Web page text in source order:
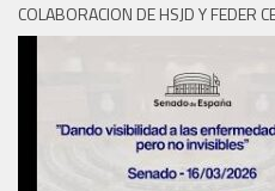
COLABORACION DE HSJD Y FEDER